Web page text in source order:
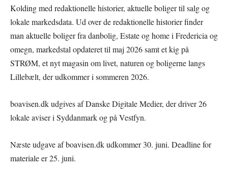
Kolding med redaktionelle historier, aktuelle boliger til salg og
lokale markedsdata. Ud over de redaktionelle historier finder
man aktuelle boliger fra danbolig, Estate og home i Fredericia og
omegn, markedstal opdateret til maj 2026 samt et kig på
STRØM, et nyt magasin om livet, naturen og boligerne langs
Lillebælt, der udkommer i sommeren 2026.
boavisen.dk udgives af Danske Digitale Medier, der driver 26
lokale aviser i Syddanmark og på Vestfyn.
Næste udgave af boavisen.dk udkommer 30. juni. Deadline for
materiale er 25. juni.